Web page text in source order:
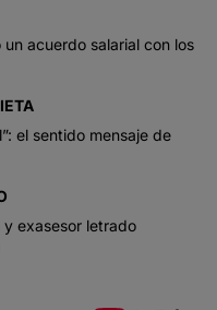
acuerdo salarial con los
el sentido mensaje de
exasesor letrado